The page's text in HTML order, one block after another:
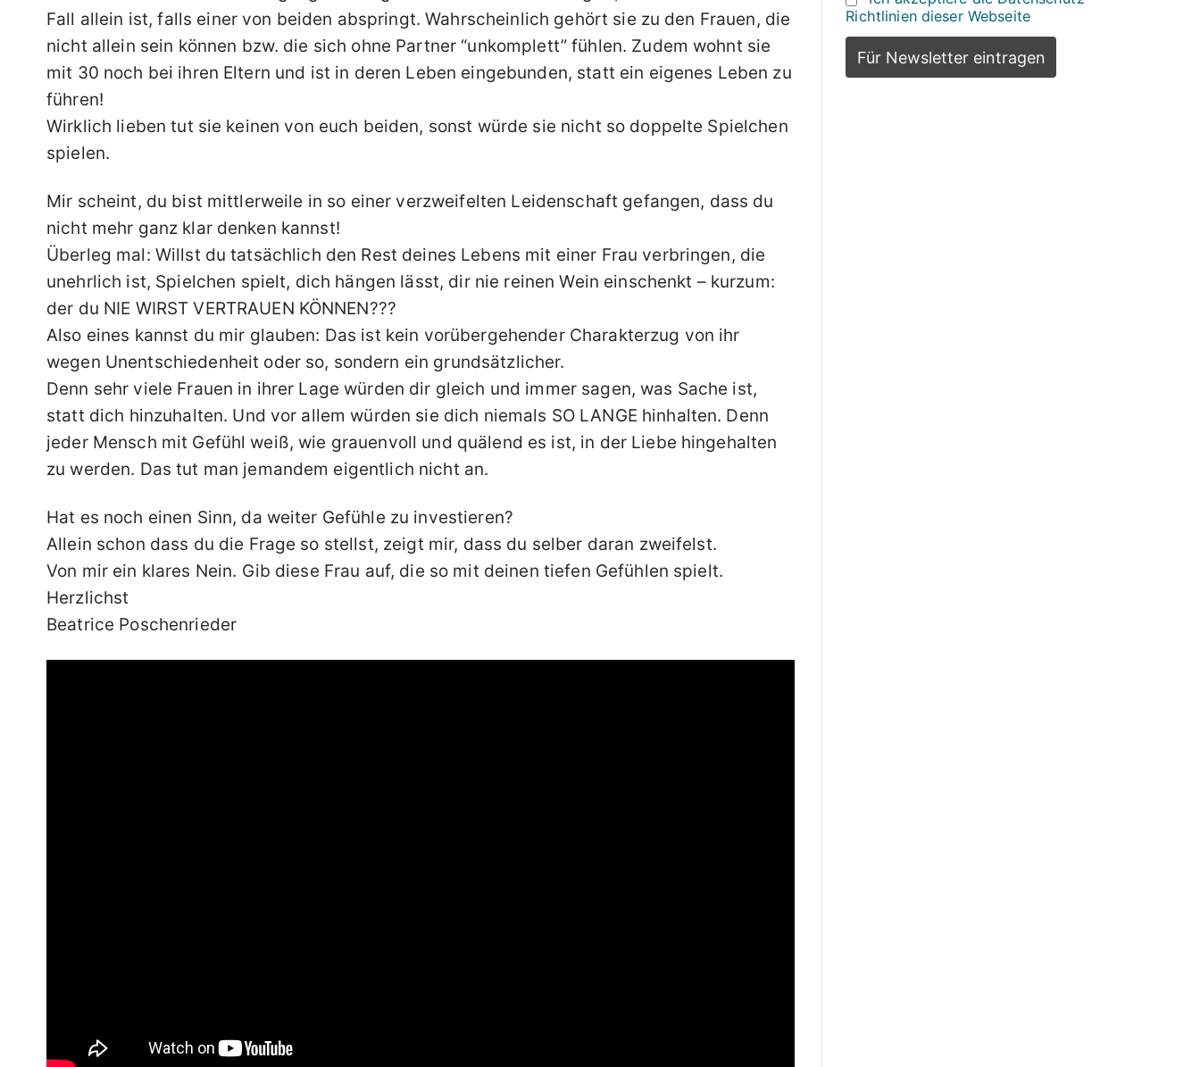
Fall allein ist, falls einer von beiden abspringt. Wahrscheinlich gehört sie zu den Frauen, die
nicht allein sein können bzw. die sich ohne Partner “unkomplett” fühlen. Zudem wohnt sie
mit 30 noch bei ihren Eltern und ist in deren Leben eingebunden, statt ein eigenes Leben zu
führen!
Wirklich lieben tut sie keinen von euch beiden, sonst würde sie nicht so doppelte Spielchen
spielen.
Mir scheint, du bist mittlerweile in so einer verzweifelten Leidenschaft gefangen, dass du
nicht mehr ganz klar denken kannst!
Überleg mal: Willst du tatsächlich den Rest deines Lebens mit einer Frau verbringen, die
unehrlich ist, Spielchen spielt, dich hängen lässt, dir nie reinen Wein einschenkt – kurzum:
der du NIE WIRST VERTRAUEN KÖNNEN???
Also eines kannst du mir glauben: Das ist kein vorübergehender Charakterzug von ihr
wegen Unentschiedenheit oder so, sondern ein grundsätzlicher.
Denn sehr viele Frauen in ihrer Lage würden dir gleich und immer sagen, was Sache ist,
statt dich hinzuhalten. Und vor allem würden sie dich niemals SO LANGE hinhalten. Denn
jeder Mensch mit Gefühl weiß, wie grauenvoll und quälend es ist, in der Liebe hingehalten
zu werden. Das tut man jemandem eigentlich nicht an.
Hat es noch einen Sinn, da weiter Gefühle zu investieren?
Allein schon dass du die Frage so stellst, zeigt mir, dass du selber daran zweifelst.
Von mir ein klares Nein. Gib diese Frau auf, die so mit deinen tiefen Gefühlen spielt.
Herzlichst
Beatrice Poschenrieder
Richtlinien dieser Webseite